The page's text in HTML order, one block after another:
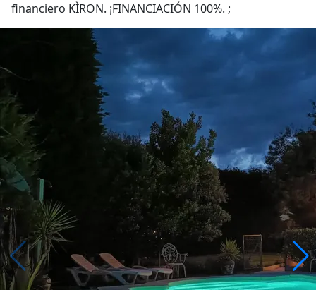
financiero KÌRON. ¡FINANCIACIÓN 100%. ;